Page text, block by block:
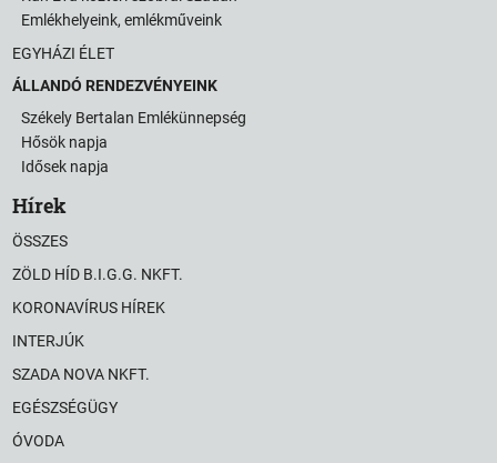
Emlékhelyeink, emlékműveink
EGYHÁZI ÉLET
ÁLLANDÓ RENDEZVÉNYEINK
Székely Bertalan Emlékünnepség
Hősök napja
Idősek napja
Hírek
ÖSSZES
ZÖLD HÍD B.I.G.G. NKFT.
KORONAVÍRUS HÍREK
INTERJÚK
SZADA NOVA NKFT.
EGÉSZSÉGÜGY
ÓVODA